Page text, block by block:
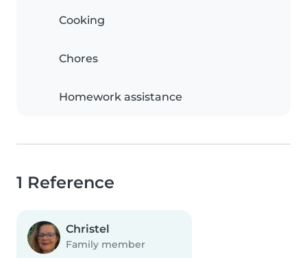
Cooking
Chores
Homework assistance
1 Reference
Christel
Family member